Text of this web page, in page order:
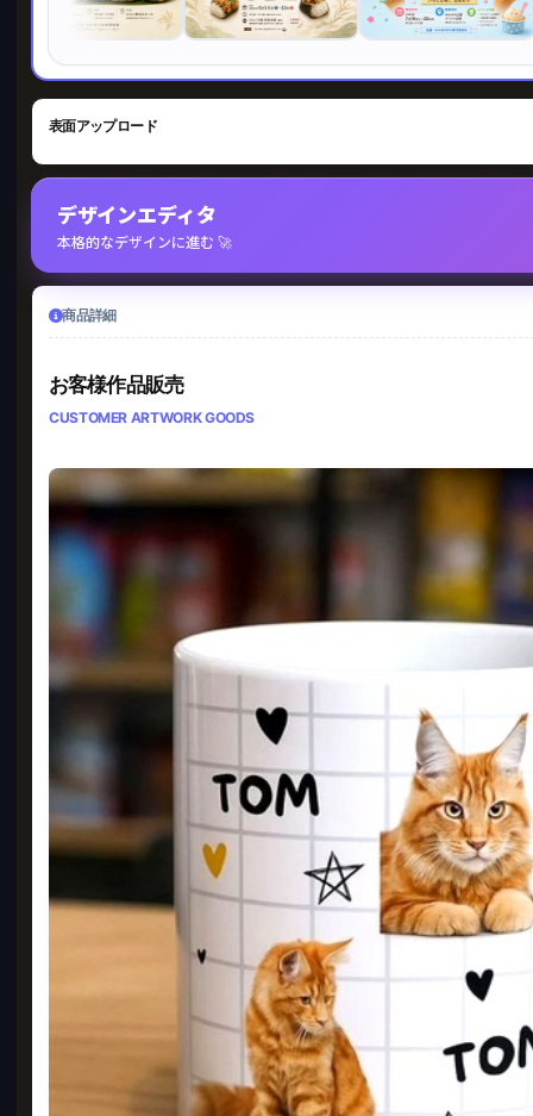
表面アップロード
デザインエディタ
本格的なデザインに進む 🚀
商品詳細
お客様作品販売
CUSTOMER ARTWORK GOODS